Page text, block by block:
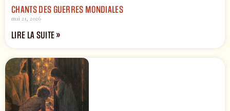
CHANTS DES GUERRES MONDIALES
mai 21, 2026
LIRE LA SUITE »